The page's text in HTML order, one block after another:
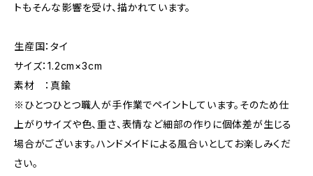
トもそんな影響を受け、描かれています。
生産国：タイ
サイズ：1.2cm×3cm
素材 ：真鍮
※ひとつひとつ職人が手作業でペイントしています。そのため仕
上がりサイズや色、重さ、表情など細部の作りに個体差が生じる
場合がございます。ハンドメイドによる風合いとしてお楽しみくだ
さい。